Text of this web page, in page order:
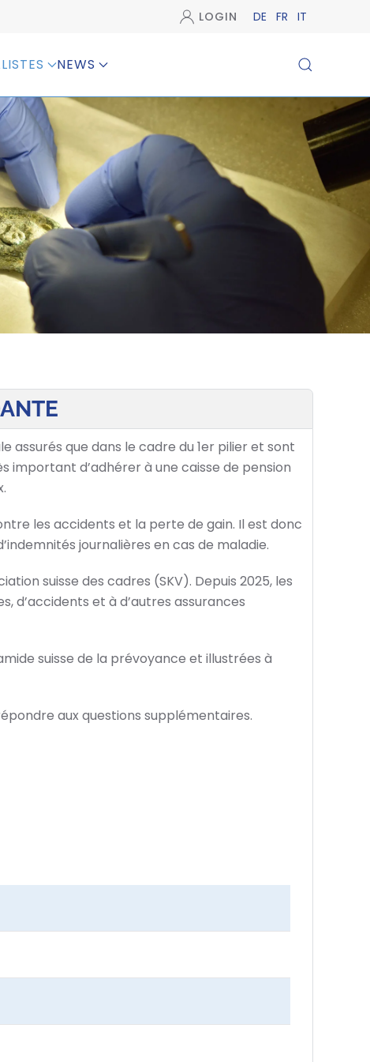
LOGIN DE FR IT
NEWS
assurés que dans le cadre du 1er pilier et sont
important d’adhérer à une caisse de pension
les accidents et la perte de gain. Il est donc
journalières en cas de maladie.
suisse des cadres (SKV). Depuis 2025, les
d’accidents et à d’autres assurances
suisse de la prévoyance et illustrées à
aux questions supplémentaires.